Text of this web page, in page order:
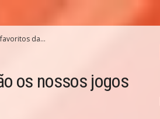
da...
os nossos jogos